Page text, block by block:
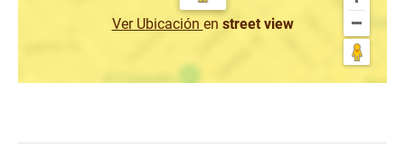
Ver Ubicación en street view